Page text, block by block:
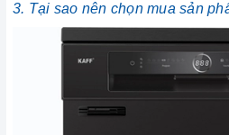
3. Tại sao nên chọn mua sản